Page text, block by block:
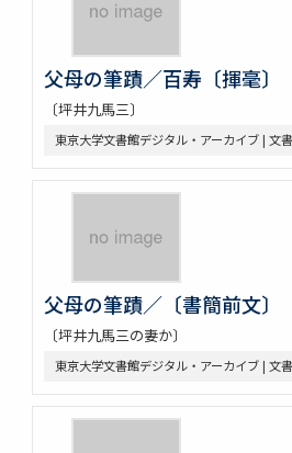
父母の筆蹟／百寿〔揮毫〕
〔坪井九馬三〕
東京大学文書館デジタル・アーカイブ | 文
父母の筆蹟／〔書簡前文〕
〔坪井九馬三の妻か〕
東京大学文書館デジタル・アーカイブ | 文